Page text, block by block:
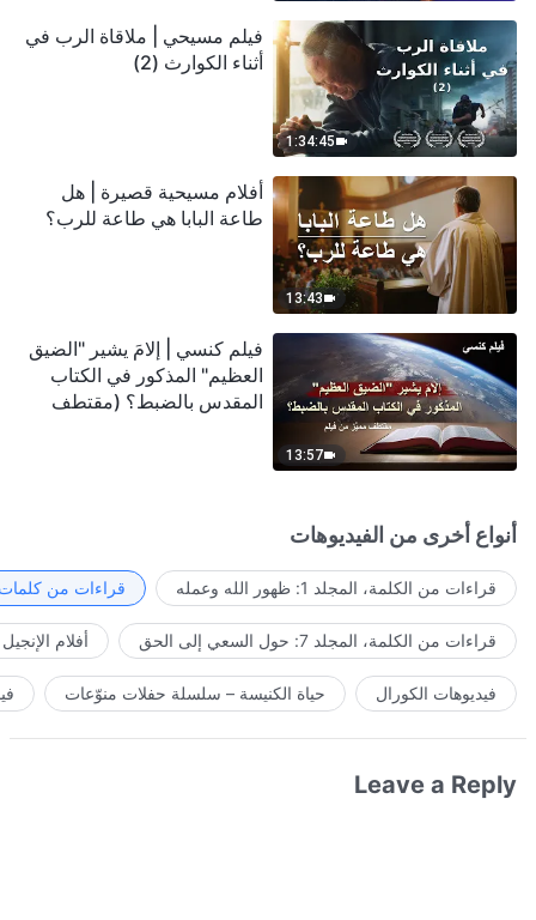
1:34:45
فيلم مسيحي | ملاقاة الرب في
أثناء الكوارث (2)
13:43
أفلام مسيحية قصيرة | هل
طاعة البابا هي طاعة للرب؟
13:57
فيلم كنسي | إلامَ يشير "الضيق
العظيم" المذكور في الكتاب
المقدس بالضبط؟ (مقتطف
أنواع أخرى من الفيديوهات
قراءات من الكلمة، المجلد 1: ظهور الله وعمله قراءات من كلمات
قراءات من الكلمة، المجلد 7: حول السعي إلى الحق أفلام الإنجيل
فيديوهات الكورال حياة الكنيسة – سلسلة حفلات منوّعات
Leave a Reply